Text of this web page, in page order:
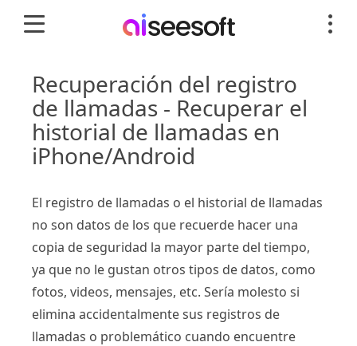
Recuperación del registro
de llamadas - Recuperar el
historial de llamadas en
iPhone/Android
El registro de llamadas o el historial de llamadas
no son datos de los que recuerde hacer una
copia de seguridad la mayor parte del tiempo,
ya que no le gustan otros tipos de datos, como
fotos, videos, mensajes, etc. Sería molesto si
elimina accidentalmente sus registros de
llamadas o problemático cuando encuentre